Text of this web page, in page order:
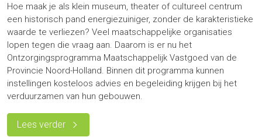
Hoe maak je als klein museum, theater of cultureel centrum
een historisch pand energiezuiniger, zonder de karakteristieke
waarde te verliezen? Veel maatschappelijke organisaties
lopen tegen die vraag aan. Daarom is er nu het
Ontzorgingsprogramma Maatschappelijk Vastgoed van de
Provincie Noord-Holland. Binnen dit programma kunnen
instellingen kosteloos advies en begeleiding krijgen bij het
verduurzamen van hun gebouwen.
Lees verder